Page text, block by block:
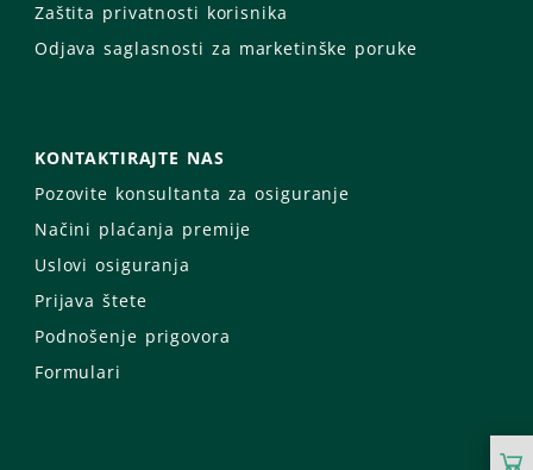
Zaštita privatnosti korisnika
Odjava saglasnosti za marketinške poruke
KONTAKTIRAJTE NAS
Pozovite konsultanta za osiguranje
Načini plaćanja premije
Uslovi osiguranja
Prijava štete
Podnošenje prigovora
Formulari